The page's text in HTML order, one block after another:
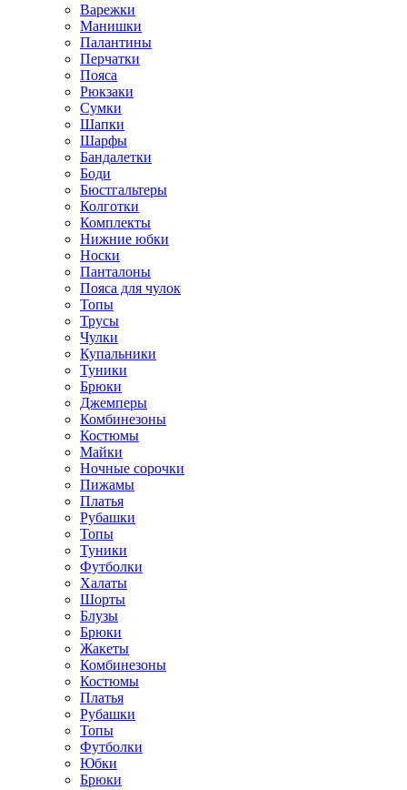
Варежки
Манишки
Палантины
Перчатки
Пояса
Рюкзаки
Сумки
Шапки
Шарфы
Бандалетки
Боди
Бюстгальтеры
Колготки
Комплекты
Нижние юбки
Носки
Панталоны
Поясa для чулок
Топы
Трусы
Чулки
Купальники
Туники
Брюки
Джемперы
Комбинезоны
Костюмы
Майки
Ночные сорочки
Пижамы
Платья
Рубашки
Топы
Туники
Футболки
Халаты
Шорты
Блузы
Брюки
Жакеты
Комбинезоны
Костюмы
Платья
Рубашки
Топы
Футболки
Юбки
Брюки